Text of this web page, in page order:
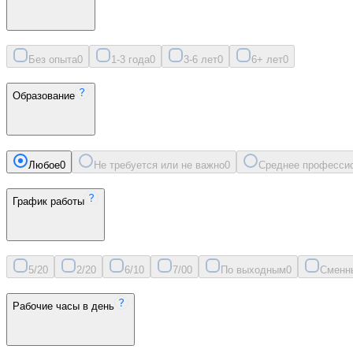
Без опыта0 1-3 года0 3-6 лет0 6+ лет0
Образование
Любое0 Не требуется или не важно0 Среднее
График работы
5/20 2/20 6/10 7/00 По выходным0
Рабочие часы в день